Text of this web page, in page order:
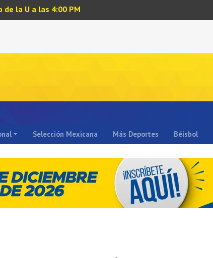
de la U a las 4:00 PM
Selección Mexicana Más Deportes Béisbol